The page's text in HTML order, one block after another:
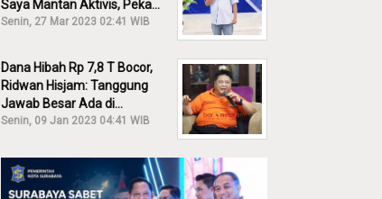
Saya Mantan Aktivis, Peka
Sekali Kalau Ada yang
Senin, 27 Mar 2023 02:41 WIB
Dana Hibah Rp 7,8 T Bocor,
Ridwan Hisjam: Tanggung
Jawab Besar Ada di
Pemprov, Bukan DPRD Jatim!
Senin, 09 Jan 2023 04:41 WIB